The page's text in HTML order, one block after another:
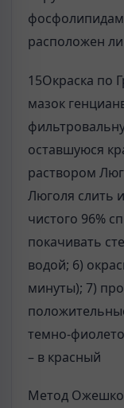
расположен
15Окраска по
мазок
оставшуюся
раствором
Люголя слить
чистого 96%
покачивать
водой; 6)
минуты); 7)
темно-
– в красный
Метод Ожешко.